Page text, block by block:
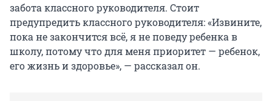
забота классного руководителя. Стоит
предупредить классного руководителя: «Извините,
пока не закончится всё, я не поведу ребенка в
школу, потому что для меня приоритет — ребенок,
его жизнь и здоровье», — рассказал он.